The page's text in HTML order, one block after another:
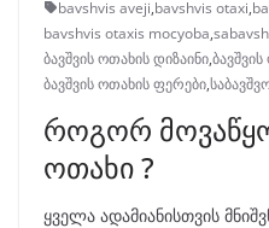
bavshvis aveji,bavshvis otaxi,
bavshvis otaxis mocyoba,
ბავშვის ოთახის დიზაინი,
ბავშვის ოთახის ფერები,
როგორ
ოთახი ?
ყველა ადამიანისთვის